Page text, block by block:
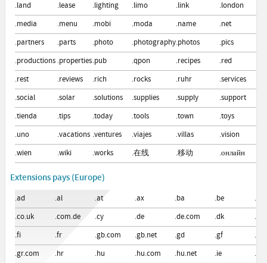
.land
.lease .lighting .limo .link .london
.media
.menu .mobi .moda .name .net
.partners
.parts .photo .photography.photos .pics
.productions .properties.pub .qpon .recipes .red
.rest
.reviews .rich .rocks .ruhr .services
.social
.solar .solutions .supplies .supply .support
.tienda
.tips .today .tools .town .toys
.uno
.vacations .ventures .viajes .villas .vision
.wien
.wiki .works .在线 .移动 .онлайн
Extensions pays (Europe)
.ad .al .at .ax .ba .be
.bg
.co.uk
.com.de .cy .de .de.com .dk
.ee
.fi
.fr .gb.com .gb.net .gd .gf
.gg
.gr.com
.hr .hu .hu.com .hu.net .ie
.im